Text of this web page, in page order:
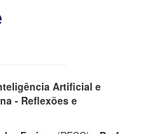
Artificial e
- Reflexões e